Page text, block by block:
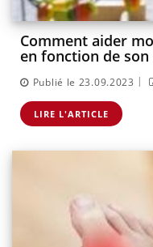
Comment aider
en fonction de son
Publié le 23.09.2023 |
LIRE L'ARTICLE